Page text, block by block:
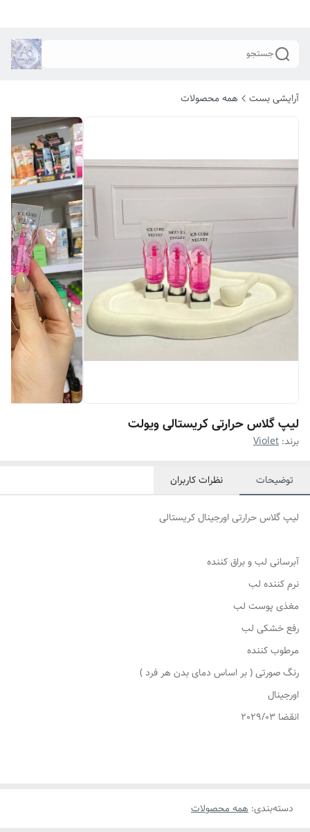
جستجو
آرایشی بست همه محصولات
لیپ گلاس حرارتی کریستالی ویولت
برند: Violet
توضیحات نظرات کاربران
لیپ گلاس حرارتی اورجینال کریستالی
آبرسانی لب و براق کننده
نرم کننده لب
مغذی پوست لب
رفع خشکی لب
مرطوب کننده
رنگ صورتی ( بر اساس دمای بدن هر فرد )
اورجینال
انقضا 2029/03
دسته‌بندی: همه محصولات